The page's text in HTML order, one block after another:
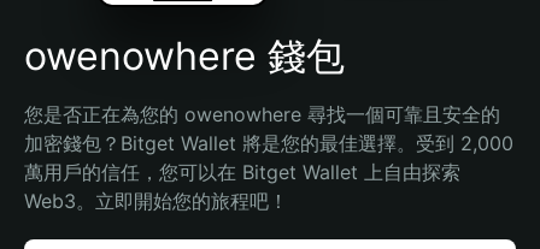
owenowhere 錢包
您是否正在為您的 owenowhere 尋找一個可靠且安全的
加密錢包？Bitget Wallet 將是您的最佳選擇。受到 2,000
萬用戶的信任，您可以在 Bitget Wallet 上自由探索
Web3。立即開始您的旅程吧！